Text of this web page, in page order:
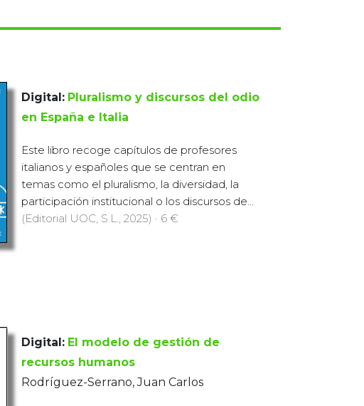
Digital: Pluralismo y discursos del odio
en España e Italia
Este libro recoge capítulos de profesores
italianos y españoles que se centran en
temas como el pluralismo, la diversidad, la
participación institucional o los discursos de...
(Editorial UOC, S.L., 2025) · 6 €
Digital: El modelo de gestión de
recursos humanos
Rodríguez-Serrano, Juan Carlos